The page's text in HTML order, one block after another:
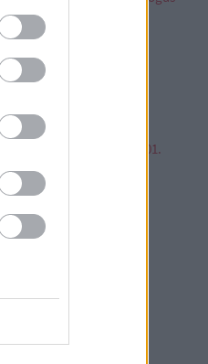
vagyonvédelem
a tech
Balázs
Zsolt @Mp3Pintyo
cikkz
Varázslatos Világa 01.
03.
04.
05.
06.
10.
13.